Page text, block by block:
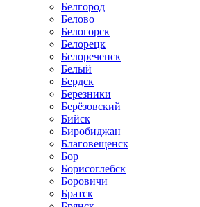
Белгород
Белово
Белогорск
Белорецк
Белореченск
Белый
Бердск
Березники
Берёзовский
Бийск
Биробиджан
Благовещенск
Бор
Борисоглебск
Боровичи
Братск